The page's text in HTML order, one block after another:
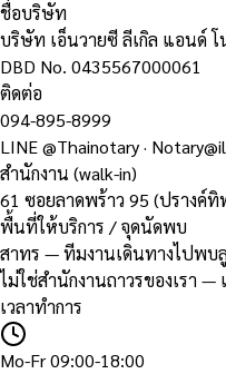
ชื่อบริษัท
บริษัท เอ็นวายซี ลีเกิล แอนด์ โ
DBD No. 0435567000061
ติดต่อ
094-895-8999
LINE@Thainotary·
สำนักงาน (walk-in)
61 ซอยลาดพร้าว 95 (ปรางค์ทิ
พื้นที่ให้บริการ / จุดนัดพบ
สาทร — ทีมงานเดินทางไปพบ
ไม่ใช่สำนักงานถาวรของเรา
เวลาทำการ
Mo-Fr 09:00-18:00